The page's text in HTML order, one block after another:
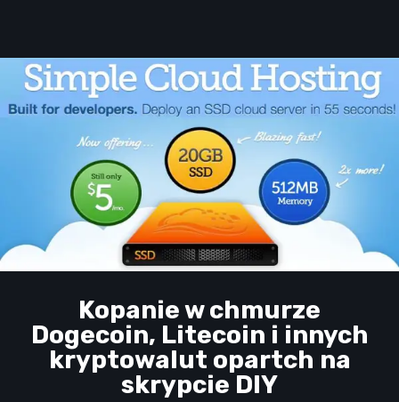
Kopanie w chmurze
Dogecoin, Litecoin i innych
kryptowalut opartch na
skrypcie DIY